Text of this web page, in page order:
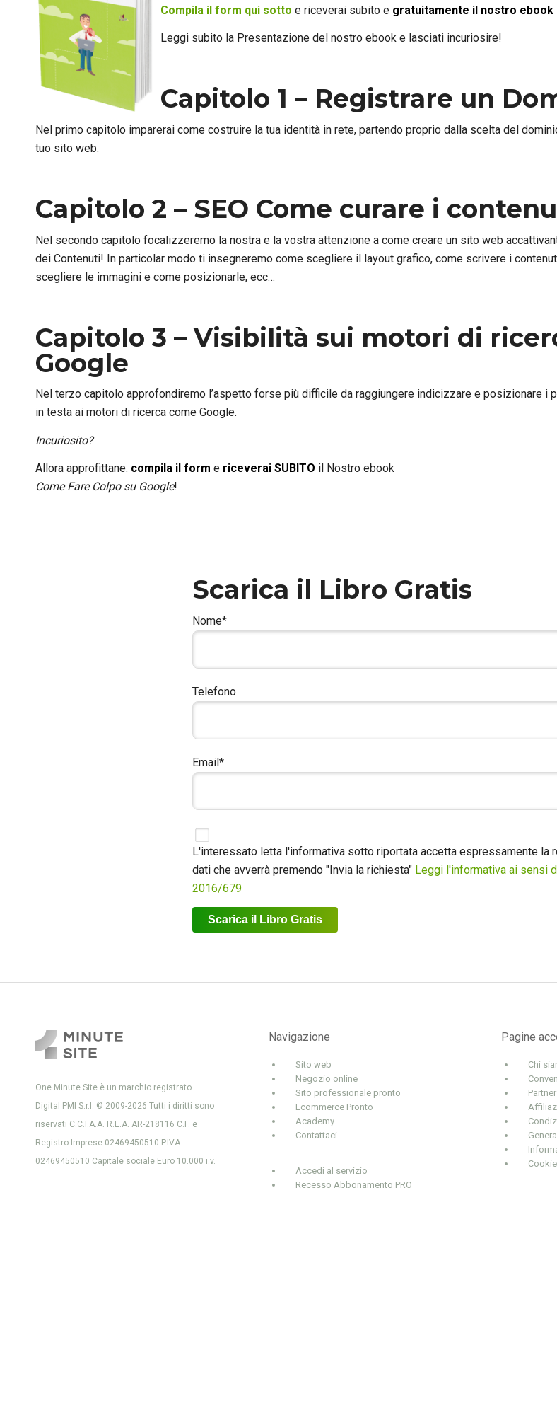
Compila il form qui sotto e riceverai subito e gratuitamente il nostro ebook
Leggi subito la Presentazione del nostro ebook e lasciati incuriosire!
Capitolo 1 – Registrare un
Nel primo capitolo imparerai come costruire la tua identità in rete, partendo proprio dalla scelta del
tuo sito web.
Capitolo 2 – SEO Come curare i
Nel secondo capitolo focalizzeremo la nostra e la vostra attenzione a come creare un sito web
dei Contenuti! In particolar modo ti insegneremo come scegliere il layout grafico, come scrivere i
scegliere le immagini e come posizionarle, ecc…
Capitolo 3 – Visibilità sui motori di
Google
Nel terzo capitolo approfondiremo l’aspetto forse più difficile da raggiungere indicizzare e posizionare i
in testa ai motori di ricerca come Google.
Incuriosito?
Allora approfittane: compila il form e riceverai SUBITO il Nostro ebook
Come Fare Colpo su Google!
Scarica il Libro Gratis
Nome*
Telefono
Email*
L'interessato letta l'informativa sotto riportata accetta espressamente la
dati che avverrà premendo "Invia la richiesta" Leggi l'informativa ai sensi
2016/679
One Minute Site è un marchio registrato
Digital PMI S.r.l. © 2009-2026 Tutti i diritti sono
riservati C.C.I.A.A. R.E.A. AR-218116 C.F. e
Registro Imprese 02469450510 P.IVA:
02469450510 Capitale sociale Euro 10.000 i.v.
Navigazione
Sito web
Negozio online
Sito professionale pronto
Ecommerce Pronto
Academy
Contattaci
Accedi al servizio
Recesso Abbonamento PRO
Pagine
Chi
Partner